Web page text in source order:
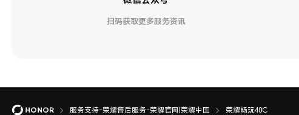
扫码获取更多服务资讯
服务支持-荣耀售后服务-荣耀官网|荣耀中国 荣耀畅玩40C